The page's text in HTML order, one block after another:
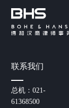
联系我们
总机：021-
61368500